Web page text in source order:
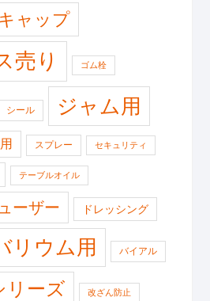
キャップ
売り ゴム栓
シール ジャム用
スプレー セキュリティ
テーブルオイル
ーザー ドレッシング
リウム用 バイアル
リーズ 改ざん防止